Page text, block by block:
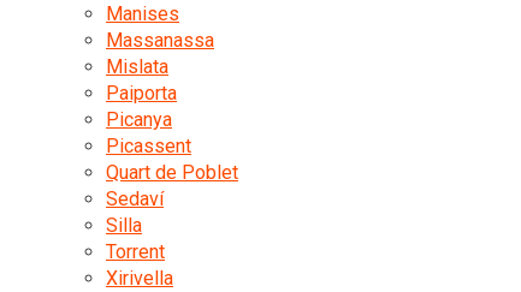
Manises
Massanassa
Mislata
Paiporta
Picanya
Picassent
Quart de Poblet
Sedaví
Silla
Torrent
Xirivella